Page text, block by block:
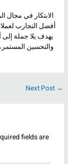
الابتكار في مجال
أفضل التجارب
يهدف يلا جملة
والتحسين
Next Post →
fields are